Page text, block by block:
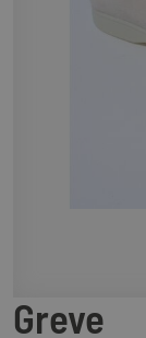
Greve